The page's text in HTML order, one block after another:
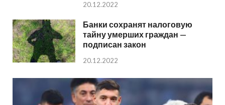
20.12.2022
Банки сохранят налоговую
тайну умерших граждан —
подписан закон
20.12.2022